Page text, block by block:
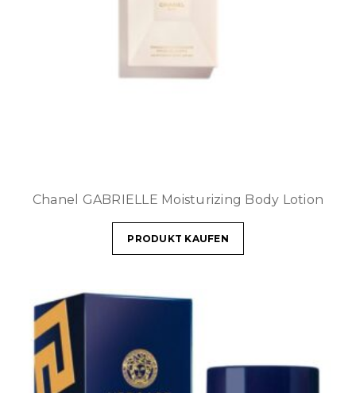
Chanel GABRIELLE Moisturizing Body Lotion
PRODUKT KAUFEN